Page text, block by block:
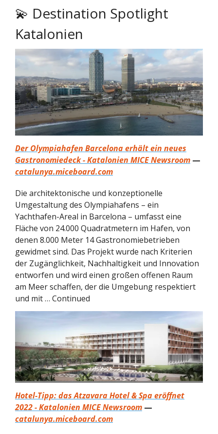
💫 Destination Spotlight
Katalonien
Der Olympiahafen Barcelona erhält ein neues
Gastronomiedeck - Katalonien MICE Newsroom —
catalunya.miceboard.com
Die architektonische und konzeptionelle
Umgestaltung des Olympiahafens – ein
Yachthafen-Areal in Barcelona – umfasst eine
Fläche von 24.000 Quadratmetern im Hafen, von
denen 8.000 Meter 14 Gastronomiebetrieben
gewidmet sind. Das Projekt wurde nach Kriterien
der Zugänglichkeit, Nachhaltigkeit und Innovation
entworfen und wird einen großen offenen Raum
am Meer schaffen, der die Umgebung respektiert
und mit … Continued
Hotel-Tipp: das Atzavara Hotel & Spa eröffnet
2022 - Katalonien MICE Newsroom —
catalunya.miceboard.com